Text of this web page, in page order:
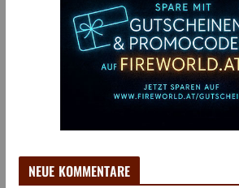
NEUE KOMMENTARE